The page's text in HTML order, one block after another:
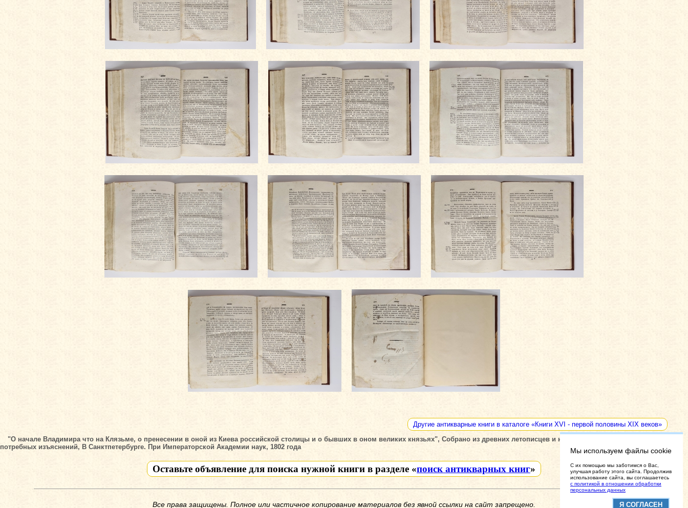
Другие антикварные книги в каталоге «Книги XVI - первой половины XIX веков»
"О начале Владимира что на Клязьме, о пренесении в оной из Киева российской столицы и о бывших в оном великих князьях", Cобрано из древних летописцев и новых историй с приложением
потребных изъяснений, В Санктпетербурге. При Императорской Академии наук, 1802 года
Оставьте объявление для поиска нужной книги в разделе «поиск антикварных книг»
Все права защищены. Полное или частичное копирование материалов без явной ссылки на сайт запрещено.
Мы используем файлы cookie
C их помощью мы заботимся о Вас,
улучшая работу этого сайта. Продолжив
использование сайта, вы соглашаетесь
с политикой в отношении обработки
персональных данных
Я СОГЛАСЕН